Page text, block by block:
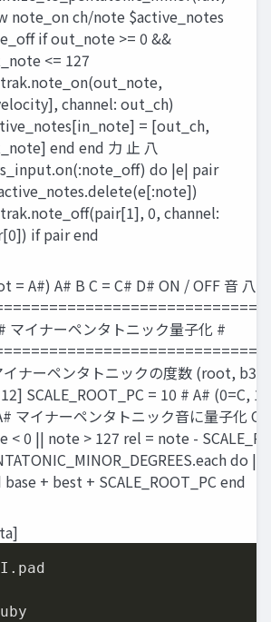
note_on ch/note $active_notes
if out_note >= 0 &&
<= 127
channel: out_ch)
= [out_ch,
end end 力 止 八
do |e| pair
0, channel:
if pair end
= A#) A# B C = C# D# ON / OFF 音 八
マイナーペンタトニック量子化 #
ナーペンタトニックの度数 (root, b3,
SCALE_ROOT_PC = 10 # A# (0=C,
マイナーペンタトニック音に量子
< 0 || note > 127 rel = note -
+ best + SCALE_ROOT_PC end